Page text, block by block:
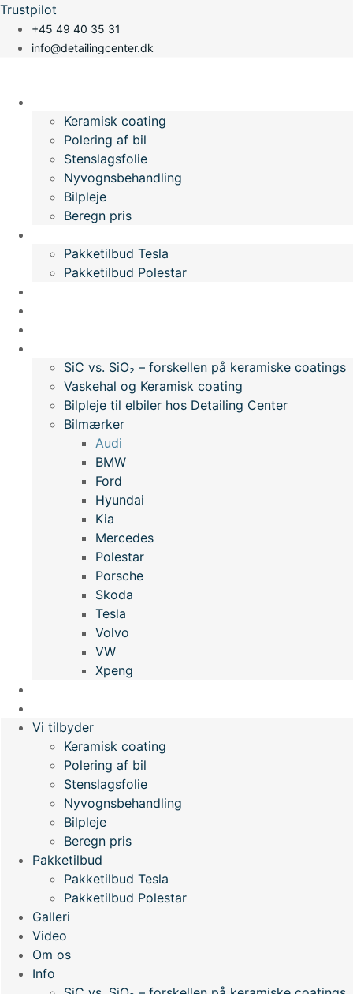
Videre
indhold
Trustpilot
+45 49 40 35 31
info@detailingcenter.dk
Keramisk coating
Polering af bil
Stenslagsfolie
Nyvognsbehandling
Bilpleje
Beregn pris
Pakketilbud Tesla
Pakketilbud Polestar
SiC vs. SiO₂ – forskellen på keramiske coatings
Vaskehal og Keramisk coating
Bilpleje til elbiler hos Detailing Center
Bilmærker
Audi
BMW
Ford
Hyundai
Kia
Mercedes
Polestar
Porsche
Skoda
Tesla
Volvo
VW
Xpeng
Vi tilbyder
Keramisk coating
Polering af bil
Stenslagsfolie
Nyvognsbehandling
Bilpleje
Beregn pris
Pakketilbud
Pakketilbud Tesla
Pakketilbud Polestar
Galleri
Video
Om os
Info